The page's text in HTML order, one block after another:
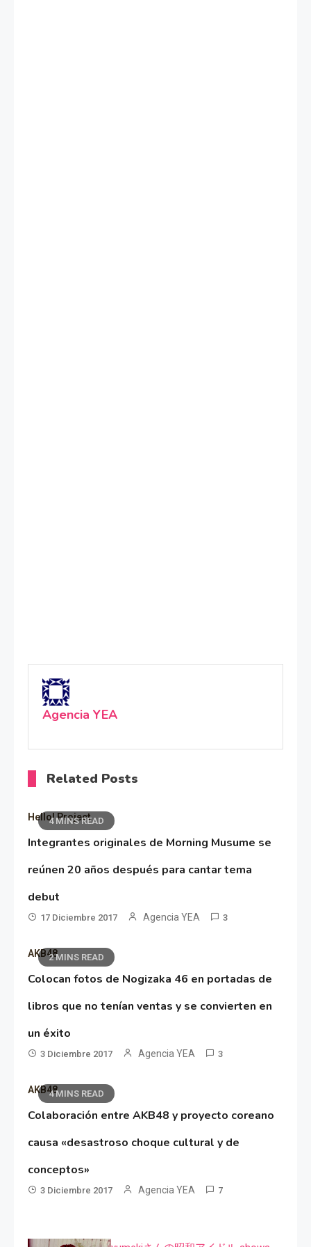
Agencia YEA
Related Posts
4 MINS READ
Hello! Project
Integrantes originales de Morning Musume se
reúnen 20 años después para cantar tema
debut
17 Diciembre 2017 Agencia YEA 3
2 MINS READ
AKB48
Colocan fotos de Nogizaka 46 en portadas de
libros que no tenían ventas y se convierten en
un éxito
3 Diciembre 2017 Agencia YEA 3
4 MINS READ
AKB48
Colaboración entre AKB48 y proyecto coreano
causa «desastroso choque cultural y de
conceptos»
3 Diciembre 2017 Agencia YEA 7